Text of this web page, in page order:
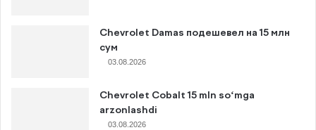
Chevrolet Damas подешевел на 15 млн
сум
03.08.2026
Chevrolet Cobalt 15 mln so‘mga
arzonlashdi
03.08.2026